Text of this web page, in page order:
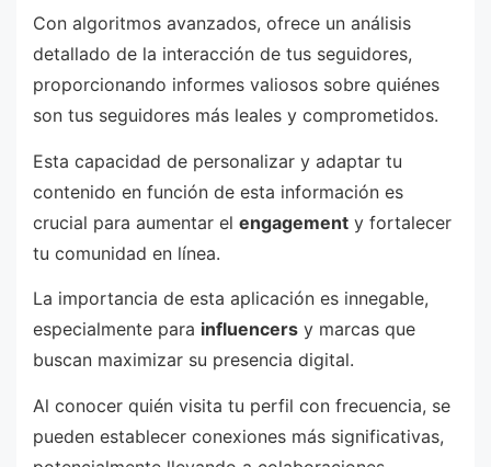
Con algoritmos avanzados, ofrece un análisis
detallado de la interacción de tus seguidores,
proporcionando informes valiosos sobre quiénes
son tus seguidores más leales y comprometidos.
Esta capacidad de personalizar y adaptar tu
contenido en función de esta información es
crucial para aumentar el engagement y fortalecer
tu comunidad en línea.
La importancia de esta aplicación es innegable,
especialmente para influencers y marcas que
buscan maximizar su presencia digital.
Al conocer quién visita tu perfil con frecuencia, se
pueden establecer conexiones más significativas,